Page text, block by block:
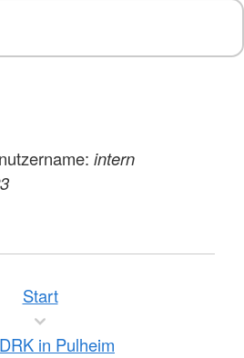
intern
Start
in Pulheim